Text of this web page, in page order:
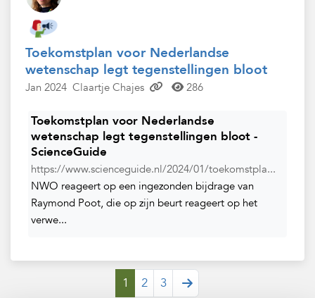
Toekomstplan voor Nederlandse
wetenschap legt tegenstellingen bloot
Jan 2024 Claartje Chajes 286
Toekomstplan voor Nederlandse
wetenschap legt tegenstellingen bloot -
ScienceGuide
https://www.scienceguide.nl/2024/01/toekomstpla...
NWO reageert op een ingezonden bijdrage van
Raymond Poot, die op zijn beurt reageert op het
verwe...
1 2 3